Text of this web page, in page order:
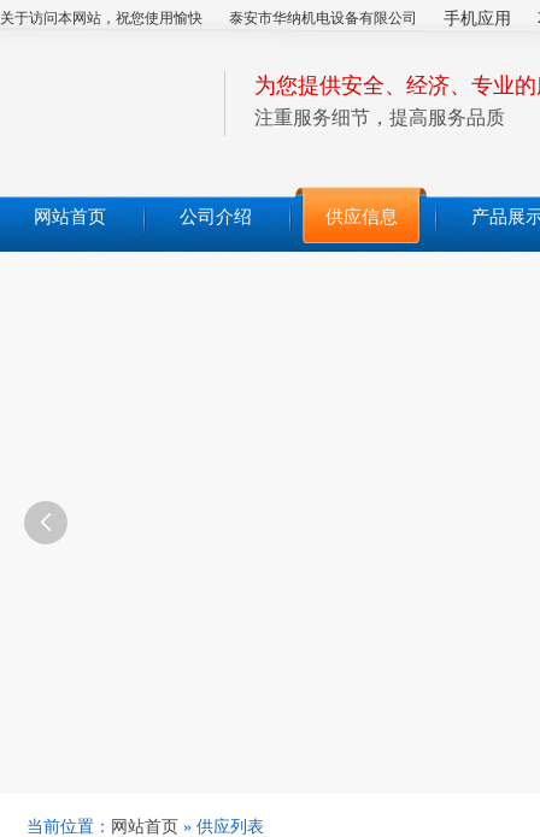
关于访问本网站，祝您使用愉快 泰安市华纳机电设备有限公司 手机应用
为您提供安全、经济、专业
注重服务细节，提高服务品质
网站首页 公司介绍 供应信息 产品展

当前位置： 网站首页 » 供应列表